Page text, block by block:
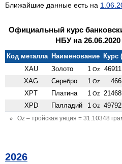
Ближайшие данные есть на
Официальный курс
НБУ на 26.06.2020
Код металла Наименование Курс
XAU
Золото 1 Oz
XAG Серебро 1 Oz
XPT Платина 1 Oz
XPD Палладий 1 Oz
Oz – тройская унция = 31.10348
2026